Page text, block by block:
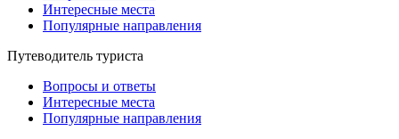
Интересные места
Популярные направления
Путеводитель туриста
Вопросы и ответы
Интересные места
Популярные направления